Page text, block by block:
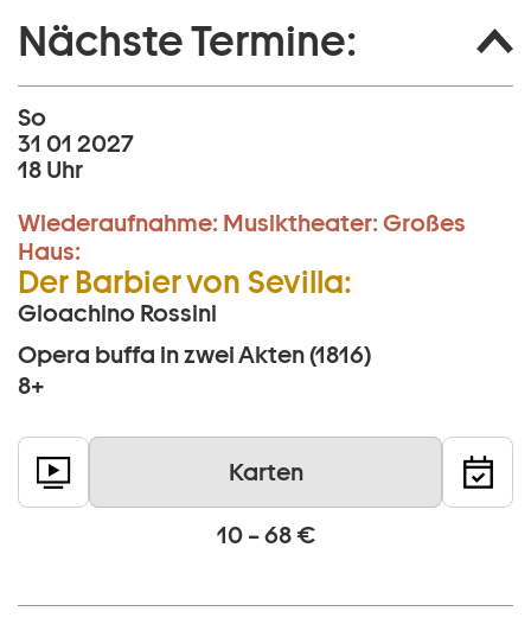
Nächste Termine:
So
31 01 2027
18 Uhr
Wiederaufnahme: Musiktheater: Großes
Haus:
Der Barbier von Sevilla:
Gioachino Rossini
Opera buffa in zwei Akten (1816)
8+
Karten
10 – 68 €